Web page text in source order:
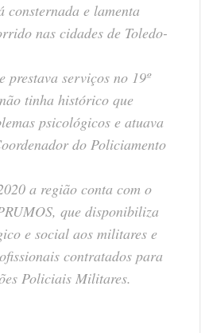
e lamenta
nas cidades de Toledo-
serviços no 19º
tinha histórico que
psicológicos e atuava
do Policiamento
a região conta com o
que disponibiliza
e social aos militares e
contratados para
Policiais Militares.